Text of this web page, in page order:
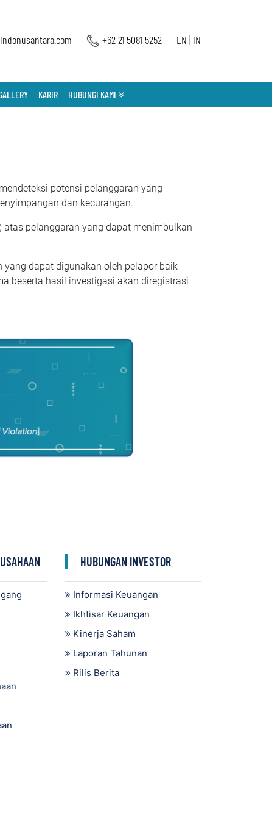
+62 21 5081 5252 EN | IN
KARIR HUBUNGI KAMI
potensi pelanggaran yang
dan kecurangan.
atas pelanggaran yang dapat menimbulkan
yang dapat digunakan oleh pelapor baik
beserta hasil investigasi akan diregistrasi
HUBUNGAN INVESTOR
Informasi Keuangan
Ikhtisar Keuangan
Kinerja Saham
Laporan Tahunan
Rilis Berita